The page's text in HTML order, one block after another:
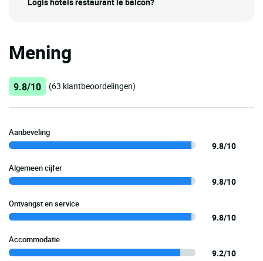
Mening
9.8/10 (63 klantbeoordelingen)
Aanbeveling
9.8/10
Algemeen cijfer
9.8/10
Ontvangst en service
9.8/10
Accommodatie
9.2/10